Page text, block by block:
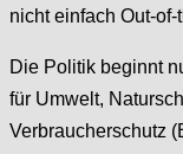
nicht einfach Out-
Die Politik beginnt
für Umwelt,
Verbraucherschutz